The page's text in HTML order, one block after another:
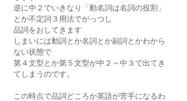
逆に中２でいきなり「動名詞は名詞の役割」
とか不定詞３用法でがっつし
品詞をおしてきます
しまいには動詞とか名詞とか副詞とかわから
ない状態で
第４文型とか第５文型が中２～中３で出てき
てしまうのです。
この時点で品詞どころか英語が苦手になるわ